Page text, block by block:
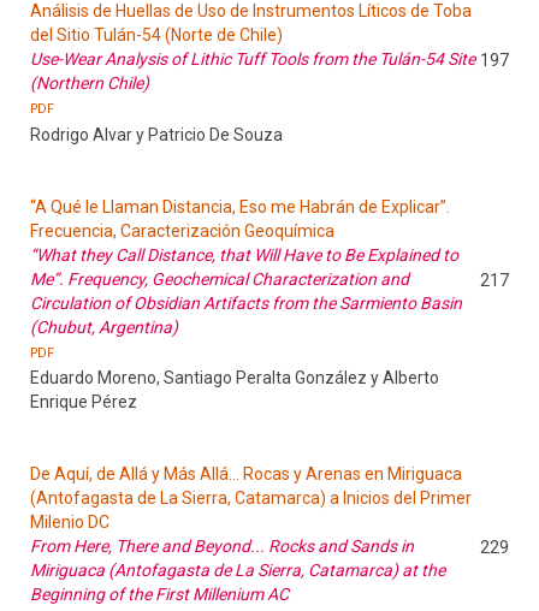
Análisis de Huellas de Uso de Instrumentos Líticos de Toba
del Sitio Tulán-54 (Norte de Chile)
Use-Wear Analysis of Lithic Tuff Tools from the Tulán-54 Site
(Northern Chile)
197
PDF
Rodrigo Alvar y Patricio De Souza
“A Qué le Llaman Distancia, Eso me Habrán de Explicar”.
Frecuencia, Caracterización Geoquímica
“What they Call Distance, that Will Have to Be Explained to
Me”. Frequency, Geochemical Characterization and
Circulation of Obsidian Artifacts from the Sarmiento Basin
(Chubut, Argentina)
217
PDF
Eduardo Moreno, Santiago Peralta González y Alberto
Enrique Pérez
De Aquí, de Allá y Más Allá... Rocas y Arenas en Miriguaca
(Antofagasta de La Sierra, Catamarca) a Inicios del Primer
Milenio DC
From Here, There and Beyond... Rocks and Sands in
Miriguaca (Antofagasta de La Sierra, Catamarca) at the
Beginning of the First Millenium AC
229